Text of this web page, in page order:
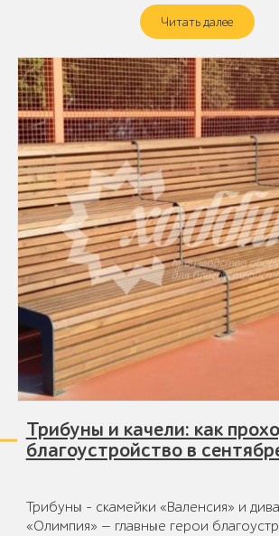
Читать далее
Трибуны и качели: как
благоустройство в
Трибуны - скамейки «Валенсия» и
«Олимпия» — главные герои